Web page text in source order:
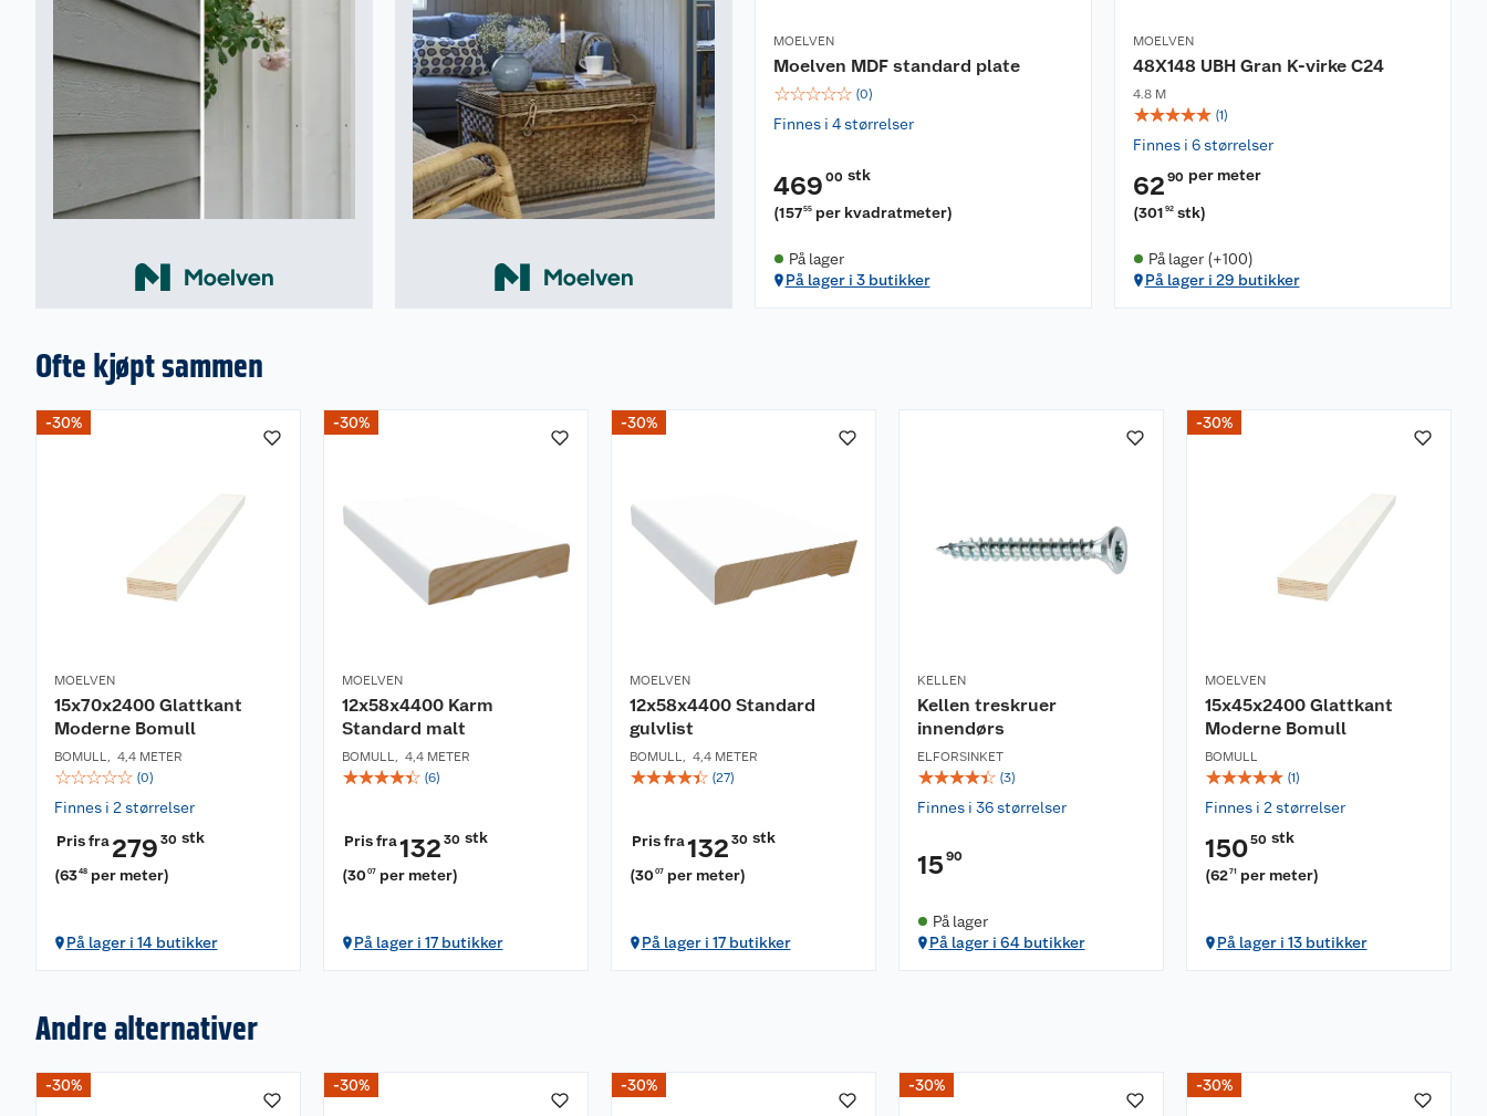
MOELVEN
Moelven MDF standard plate
☆☆☆☆☆ (0)
Finnes i 4 størrelser
469 00 stk
(15755 per kvadratmeter)
På lager
På lager i 3 butikker
MOELVEN
48X148 UBH Gran K-virke C24
4.8 M
☆☆☆☆☆ (1)
Finnes i 6 størrelser
62 90 per meter
(301 92 stk)
På lager (+100)
På lager i 29 butikker
Ofte kjøpt sammen
-30%
MOELVEN
15x70x2400 Glattkant
Moderne Bomull
BOMULL 4,4 METER
☆☆☆☆☆ (0)
Finnes i 2 størrelser
Pris fra279 30 stk
(6348 per meter)
På lager i 14 butikker
-30%
MOELVEN
12x58x4400 Karm
Standard malt
BOMULL 4,4 METER
☆☆☆☆☆ (6)
Pris fra132 30 stk
(3007 per meter)
På lager i 17 butikker
-30%
MOELVEN
12x58x4400 Standard
gulvlist
BOMULL 4,4 METER
☆☆☆☆☆ (27)
Pris fra132 30 stk
(3007 per meter)
På lager i 17 butikker
KELLEN
Kellen treskruer
innendørs
ELFORSINKET
☆☆☆☆☆ (3)
Finnes i 36 størrelser
15 90
På lager
På lager i 64 butikker
-30%
MOELVEN
15x45x2400 Glattkant
Moderne Bomull
BOMULL
☆☆☆☆☆ (1)
Finnes i 2 størrelser
15050 stk
(6271 per meter)
På lager i 13 butikker
Andre alternativer
-30% -30% -30% -30% -30%